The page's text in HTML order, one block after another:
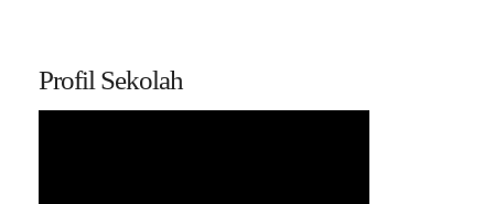
Profil Sekolah